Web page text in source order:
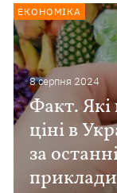
8 серпня 2024
Факт.
ціні в
за
приклади
ЕКОНОМІКА